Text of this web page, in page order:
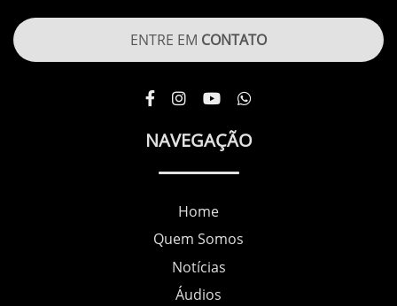
ENTRE EM CONTATO
NAVEGAÇÃO
Home
Quem Somos
Notícias
Áudios